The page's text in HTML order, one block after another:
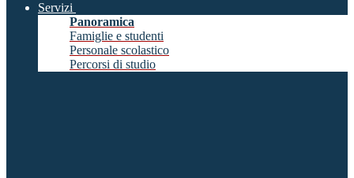
Servizi
Panoramica
Famiglie e studenti
Personale scolastico
Percorsi di studio